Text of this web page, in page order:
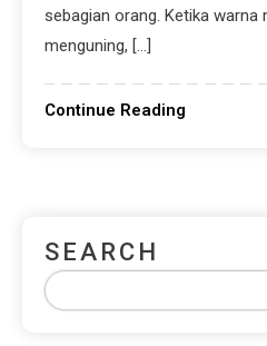
sebagian orang. Ketika warna
menguning, […]
Continue Reading
SEARCH